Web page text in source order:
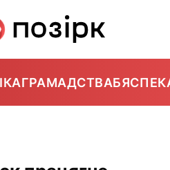
ГРАМАДСТВА